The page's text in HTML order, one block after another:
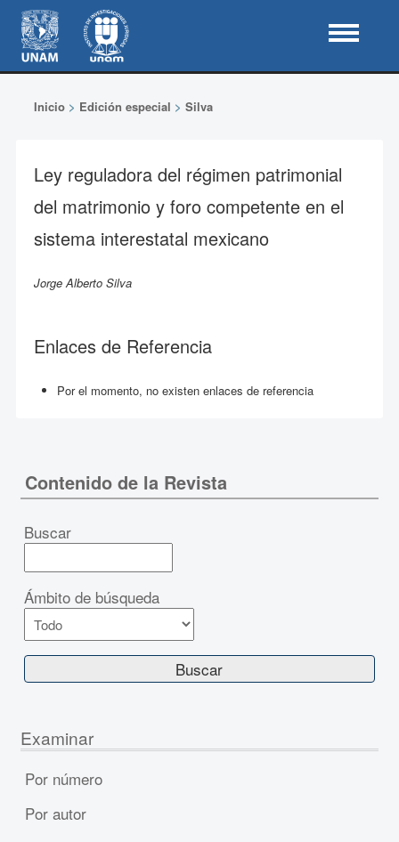
Inicio> Edición especial > Silva
Ley reguladora del régimen patrimonial
del matrimonio y foro competente en el
sistema interestatal mexicano
Jorge Alberto Silva
Enlaces de Referencia
Por el momento, no existen enlaces de referencia
Contenido de la Revista
Buscar
Ámbito de búsqueda
Examinar
Por número
Por autor